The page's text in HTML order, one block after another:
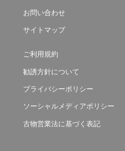
お問い合わせ
サイトマップ
ご利用規約
勧誘方針について
プライバシーポリシー
ソーシャルメディアポリシー
古物営業法に基づく表記